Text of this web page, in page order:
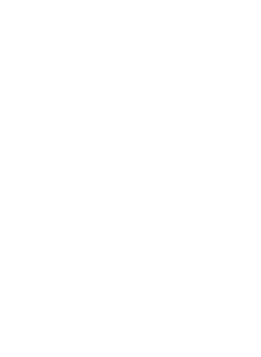
Por su parte, el
criticado que
Antequera y de la
de los centros
instalaciones ni del
la climatización de la
sustanciales en todo
ha resumido.
todas las vacantes y
mantenimiento de la